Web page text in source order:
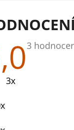
Průměrné
3
3x